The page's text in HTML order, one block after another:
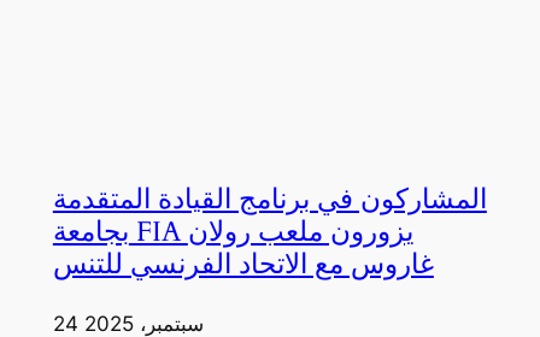
المشاركون في برنامج القيادة المتقدمة
بجامعة FIA يزورون ملعب رولان
غاروس مع الاتحاد الفرنسي للتنس
24 سبتمبر، 2025